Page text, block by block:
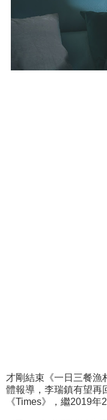
才剛結束《一日三餐漁
體報導，李瑞鎮有望再
《Times》，繼2019年